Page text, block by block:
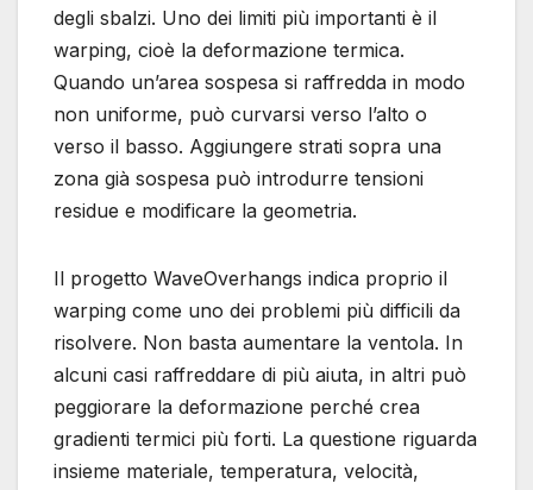
degli sbalzi. Uno dei limiti più importanti è il
warping, cioè la deformazione termica.
Quando un’area sospesa si raffredda in modo
non uniforme, può curvarsi verso l’alto o
verso il basso. Aggiungere strati sopra una
zona già sospesa può introdurre tensioni
residue e modificare la geometria.
Il progetto WaveOverhangs indica proprio il
warping come uno dei problemi più difficili da
risolvere. Non basta aumentare la ventola. In
alcuni casi raffreddare di più aiuta, in altri può
peggiorare la deformazione perché crea
gradienti termici più forti. La questione riguarda
insieme materiale, temperatura, velocità,